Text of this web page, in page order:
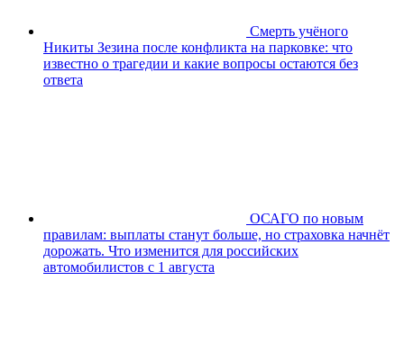
Смерть учёного
Никиты Зезина после конфликта на парковке: что
известно о трагедии и какие вопросы остаются без
ответа
ОСАГО по новым
правилам: выплаты станут больше, но страховка начнёт
дорожать. Что изменится для российских
автомобилистов с 1 августа